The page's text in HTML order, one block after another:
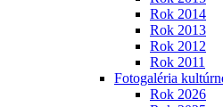
Rok 2014
Rok 2013
Rok 2012
Rok 2011
Fotogaléria
Rok 2026